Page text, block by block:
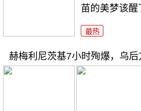
苗的美梦该醒
最热
赫梅利尼茨基7小时殉爆，乌